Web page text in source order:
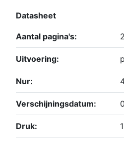
Datasheet
Aantal pagina's:
Uitvoering:
Nur:
Verschijningsdatum:
Druk: